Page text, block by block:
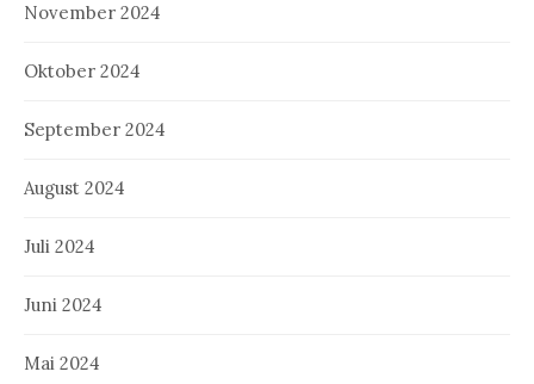
November 2024
Oktober 2024
September 2024
August 2024
Juli 2024
Juni 2024
Mai 2024